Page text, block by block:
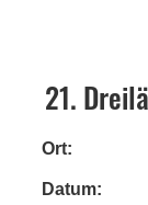
21.
Ort:
Datum: